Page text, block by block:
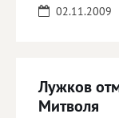
02.11.2009
Лужков
Митволя